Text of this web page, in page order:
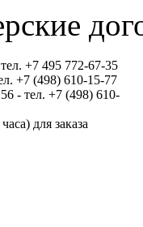
+7 495 772-67-35
+7 (498) 610-15-77
- тел. +7 (498) 610-
для заказа